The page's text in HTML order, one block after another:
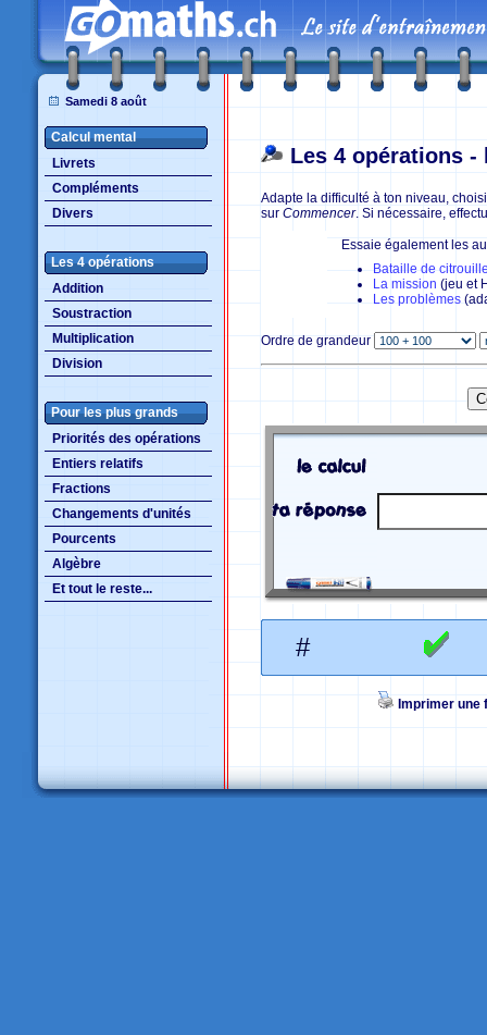
Calcul mental
Livrets
Compléments
Divers
Les 4 opérations
Addition
Soustraction
Multiplication
Division
Pour les plus grands
Priorités des opérations
Entiers relatifs
Fractions
Changements d'unités
Pourcents
Algèbre
Et tout le reste...
Samedi 8 août
Les 4 opérations
Adapte la difficulté à ton niveau,
sur Commencer. Si nécessaire,
Essaie également les
Bataille de
La mission (jeu et
Les problèmes
Ordre de grandeur
#
Imprimer